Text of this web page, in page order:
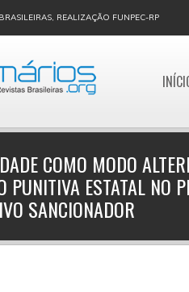
REALIZAÇÃO FUNPEC-RP
COMO MODO
PUNITIVA ESTATAL NO
SANCIONADOR